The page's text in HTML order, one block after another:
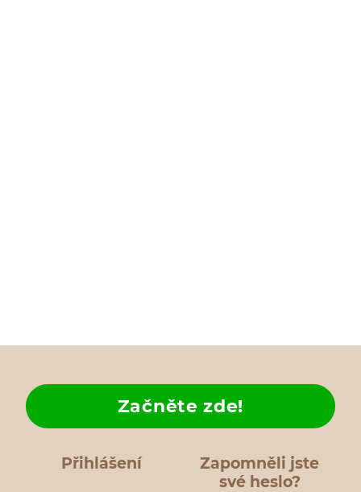
Přihlášení
Zapomněli jste
své heslo?
Začněte zde!